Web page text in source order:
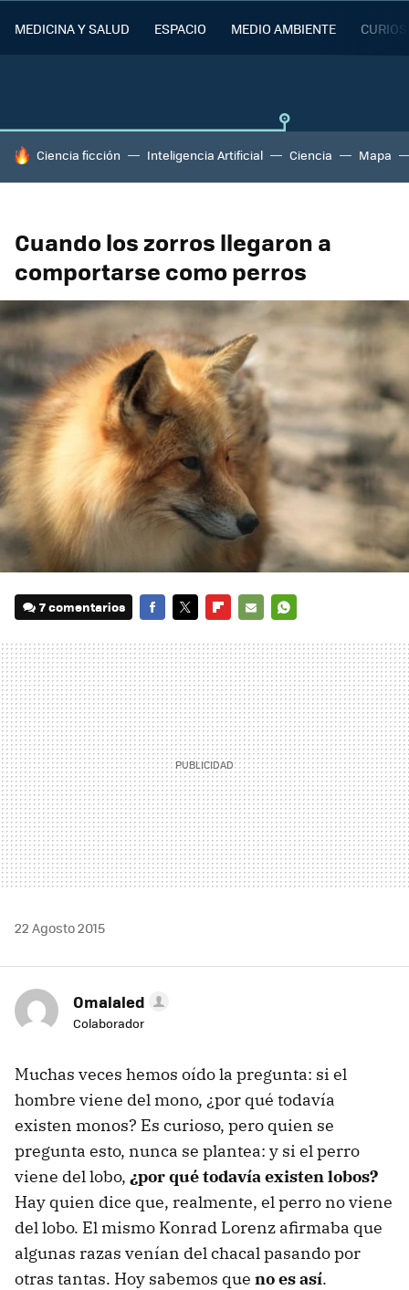
MEDICINA Y SALUD ESPACIO MEDIO AMBIENTE
HOY SE HABLA DE
Ciencia ficción Inteligencia Artificial Ciencia Mapa
Cuando los zorros llegaron a
comportarse como perros
7 comentarios
MAIL
22 Agosto 2015
Omalaled
Colaborador
Muchas veces hemos oído la pregunta: si el
hombre viene del mono, ¿por qué todavía
existen monos? Es curioso, pero quien se
pregunta esto, nunca se plantea: y si el perro
viene del lobo, ¿por qué todavía existen lobos?
Hay quien dice que, realmente, el perro no viene
del lobo. El mismo Konrad Lorenz afirmaba que
algunas razas venían del chacal pasando por
otras tantas. Hoy sabemos que no es así.